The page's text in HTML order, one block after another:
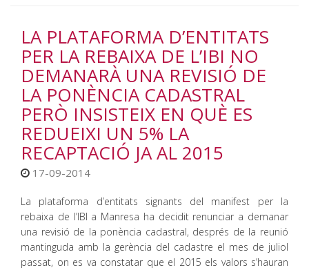
LA PLATAFORMA D’ENTITATS
PER LA REBAIXA DE L’IBI NO
DEMANARÀ UNA REVISIÓ DE
LA PONÈNCIA CADASTRAL
PERÒ INSISTEIX EN QUÈ ES
REDUEIXI UN 5% LA
RECAPTACIÓ JA AL 2015
17-09-2014
La plataforma d’entitats signants del manifest per la
rebaixa de l’IBI a Manresa ha decidit renunciar a demanar
una revisió de la ponència cadastral, després de la reunió
mantinguda amb la gerència del cadastre el mes de juliol
passat, on es va constatar que el 2015 els valors s’hauran